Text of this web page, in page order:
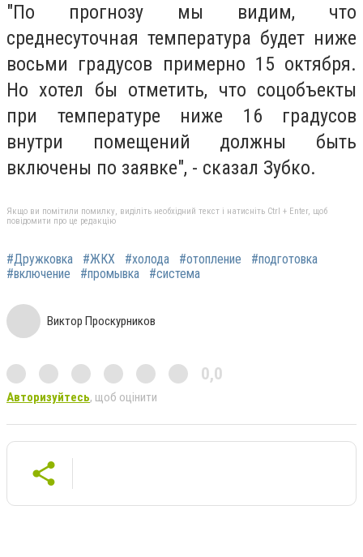
"По прогнозу мы видим, что
среднесуточная температура будет ниже
восьми градусов примерно 15 октября.
Но хотел бы отметить, что соцобъекты
при температуре ниже 16 градусов
внутри помещений должны быть
включены по заявке", - сказал Зубко.
Якщо ви помітили помилку, виділіть необхідний текст і натисніть Ctrl + Enter, щоб
повідомити про це редакцію
#Дружковка #ЖКХ #холода #отопление
#подготовка
#включение
#промывка #система
Виктор Проскурников
0,0
Авторизуйтесь, щоб оцінити